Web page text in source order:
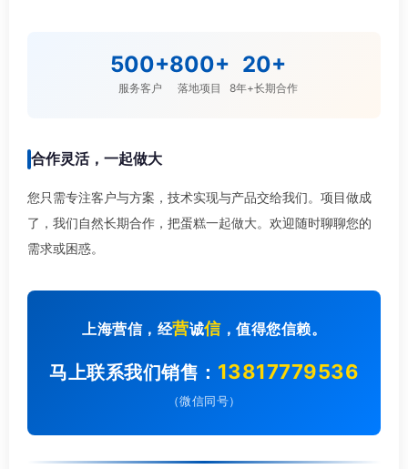
500+
服务客户
800+
落地项目
20+
8年+长期合作
合作灵活，一起做大
您只需专注客户与方案，技术实现与产品交给我们。项目做成
了，我们自然长期合作，把蛋糕一起做大。欢迎随时聊聊您的
需求或困惑。
上海营信，经营诚信，值得您信赖。
马上联系我们销售： 13817779536
（微信同号）